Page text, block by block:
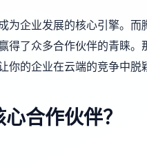
为企业发展的核心引擎。
得了众多合作伙伴的青睐
的企业在云端的竞争中脱
合作伙伴？